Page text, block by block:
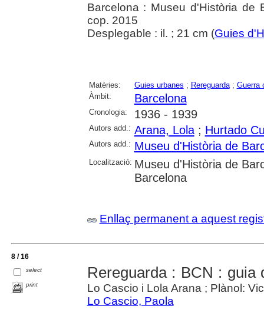
Barcelona : Museu d'Història de
cop. 2015
Desplegable : il. ; 21 cm (Guies
Matèries: Guies urbanes ; Rereguarda; Guerra
Àmbit:
Barcelona
Cronologia: 1936 - 1939
Autors add.: Arana, Lola; Hurtado
Autors add.: Museu d'Història de
Localització: Museu d'Història de
Barcelona
Enllaç permanent a aquest
8 / 16
select
print
Rereguarda : BCN : guia
Lo Cascio i Lola Arana ; Plànol:
Lo Cascio, Paola